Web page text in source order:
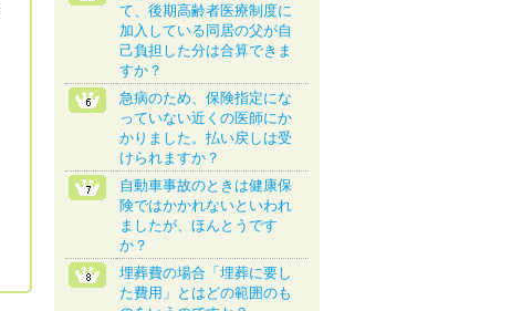
て、後期高齢者医療制度に
加入している同居の父が自
己負担した分は合算できま
すか？
急病のため、保険指定にな
っていない近くの医師にか
かりました。払い戻しは受
けられますか？
自動車事故のときは健康保
険ではかかれないといわれ
ましたが、ほんとうです
か？
埋葬費の場合「埋葬に要し
た費用」とはどの範囲のも